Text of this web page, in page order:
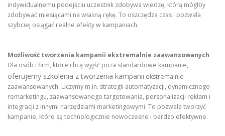
indywidualnemu podejściu uczestnik zdobywa wiedzę, którą mógłby
zdobywać miesiącami na własną rękę. To oszczędza czas i pozwala
szybciej osiągać realne efekty w kampaniach.
Możliwość tworzenia kampanii ekstremalnie zaawansowanych
Dla osób i firm, które chcą wyjść poza standardowe kampanie,
oferujemy szkolenia z tworzenia kampanii ekstremalnie
zaawansowanych. Uczymy m.in. strategii automatyzacji, dynamicznego
remarketingu, zaawansowanego targetowania, personalizacji reklam i
integracji z innymi narzędziami marketingowymi. To pozwala tworzyć
kampanie, które są technologicznie nowoczesne i bardzo efektywne.